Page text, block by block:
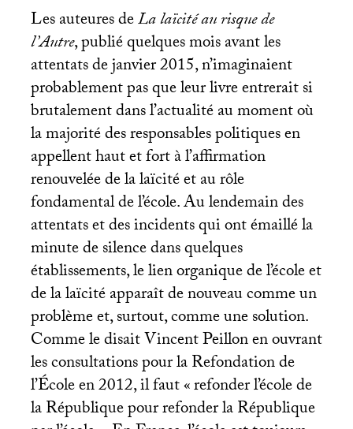
Les auteures deLa laïcité au risque de
l’Autre, publié quelques mois avant les
attentats de janvier 2015, n’imaginaient
probablement pas que leur livre entrerait si
brutalement dans l’actualité au moment où
la majorité des responsables politiques en
appellent haut et fort à l’affirmation
renouvelée de la laïcité et au rôle
fondamental de l’école. Au lendemain des
attentats et des incidents qui ont émaillé la
minute de silence dans quelques
établissements, le lien organique de l’école et
de la laïcité apparaît de nouveau comme un
problème et, surtout, comme une solution.
Comme le disait Vincent Peillon en ouvrant
les consultations pour la Refondation de
l’École en 2012, il faut «refonder l’école de
la République pour refonder la République